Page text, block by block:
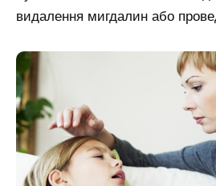
видалення мигдалин або